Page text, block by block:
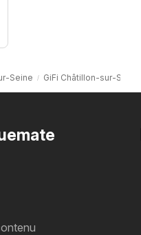
Seine GiFi Châtillon-sur-Seine